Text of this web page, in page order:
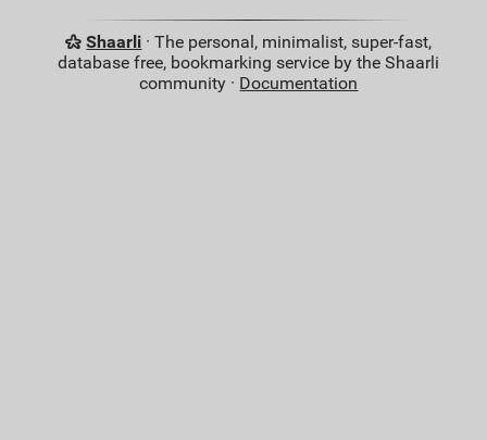
Shaarli · The personal, minimalist, super-fast,
database free, bookmarking service by the Shaarli
community · Documentation